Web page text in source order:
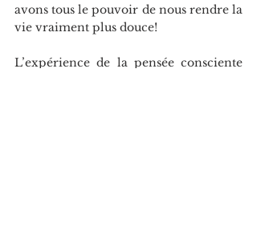
avons tous le pouvoir de nous rendre la
vie vraiment plus douce!
L’expérience de la pensée consciente